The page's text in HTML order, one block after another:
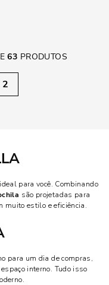
63 PRODUTOS
2
ideal para você. Combinando
são projetadas para
muito estilo e eficiência.
para um dia de compras,
interno. Tudo isso